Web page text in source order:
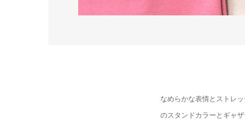
なめらかな表情とストレ
のスタンドカラーとギャ